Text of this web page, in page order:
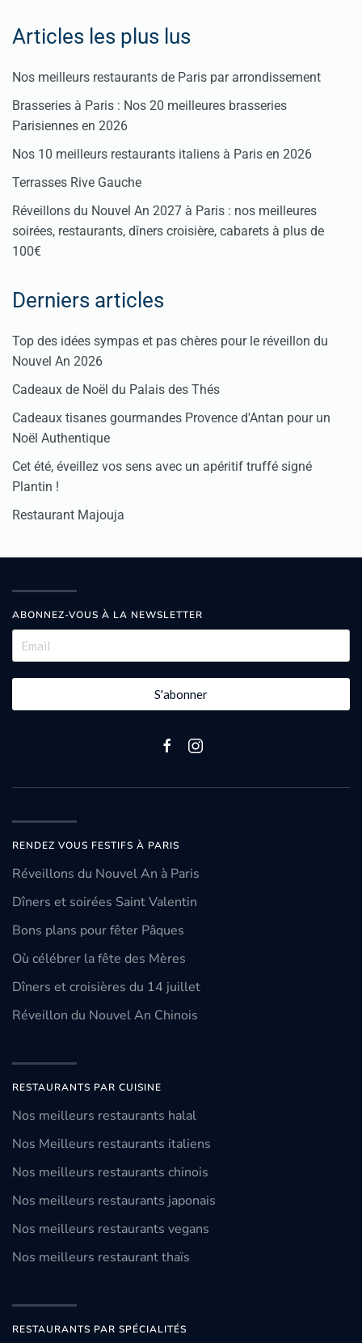
Articles les plus lus
Nos meilleurs restaurants de Paris par arrondissement
Brasseries à Paris : Nos 20 meilleures brasseries
Parisiennes en 2026
Nos 10 meilleurs restaurants italiens à Paris en 2026
Terrasses Rive Gauche
Réveillons du Nouvel An 2027 à Paris : nos meilleures
soirées, restaurants, dîners croisière, cabarets à plus de
100€
Derniers articles
Top des idées sympas et pas chères pour le réveillon du
Nouvel An 2026
Cadeaux de Noël du Palais des Thés
Cadeaux tisanes gourmandes Provence d'Antan pour un
Noël Authentique
Cet été, éveillez vos sens avec un apéritif truffé signé
Plantin !
Restaurant Majouja
ABONNEZ-VOUS À LA NEWSLETTER
S'abonner
RENDEZ VOUS FESTIFS À PARIS
Réveillons du Nouvel An à Paris
Dîners et soirées Saint Valentin
Bons plans pour fêter Pâques
Où célébrer la fête des Mères
Dîners et croisières du 14 juillet
Réveillon du Nouvel An Chinois
RESTAURANTS PAR CUISINE
Nos meilleurs restaurants halal
Nos Meilleurs restaurants italiens
Nos meilleurs restaurants chinois
Nos meilleurs restaurants japonais
Nos meilleurs restaurants vegans
Nos meilleurs restaurant thaïs
RESTAURANTS PAR SPÉCIALITÉS